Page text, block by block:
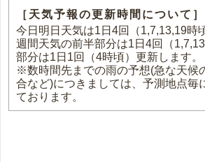
［天気予報の更新時間について］
今日明日天気は1日4回（1,7,13,19時
週間天気の前半部分は1日4回（
部分は1日1回（4時頃）更新します。
※数時間先までの雨の予想(急な天候
合など)につきましては、予測地点毎
ております。